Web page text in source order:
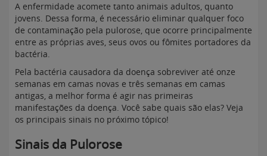
A enfermidade acomete tanto animais adultos, quanto
jovens. Dessa forma, é necessário eliminar qualquer foco
de contaminação pela pulorose, que ocorre principalmente
entre as próprias aves, seus ovos ou fômites portadores da
bactéria.
Pela bactéria causadora da doença sobreviver até onze
semanas em camas novas e três semanas em camas
antigas, a melhor forma é agir nas primeiras
manifestações da doença. Você sabe quais são elas? Veja
os principais sinais no próximo tópico!
Sinais da Pulorose